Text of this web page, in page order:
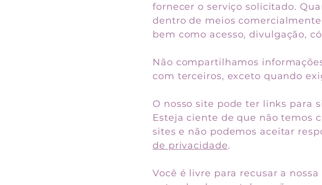
fornecer o serviço solicitado.
dentro de meios
bem como acesso, divulgação,
Não compartilhamos
com terceiros, exceto quando
O nosso site pode ter links para
Esteja ciente de que não temos
sites e não podemos aceitar
de privacidade.
Você é livre para recusar a